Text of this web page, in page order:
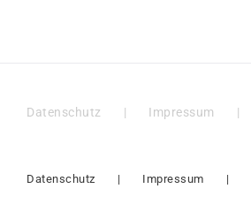
Datenschutz Impressum
Datenschutz Impressum